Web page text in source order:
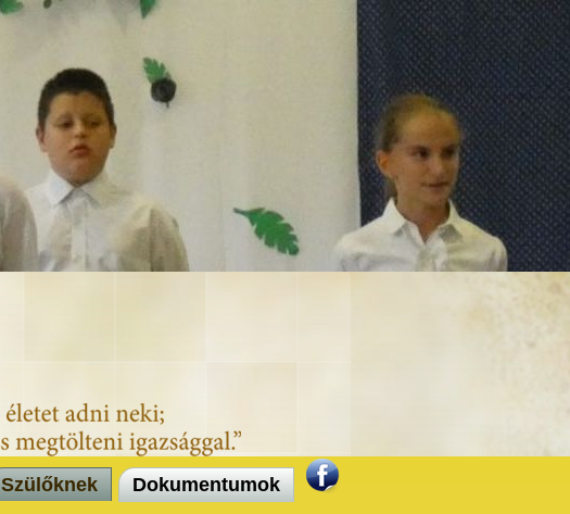
Szülőknek
Dokumentumok